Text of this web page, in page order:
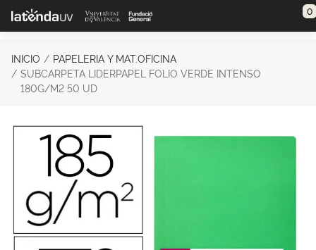
Saltar al contenido principal 0
INICIO
PAPELERIA Y MAT.OFICINA
SUBCARPETA LIDERPAPEL FOLIO VERDE INTENSO
180G/M2 50 UD